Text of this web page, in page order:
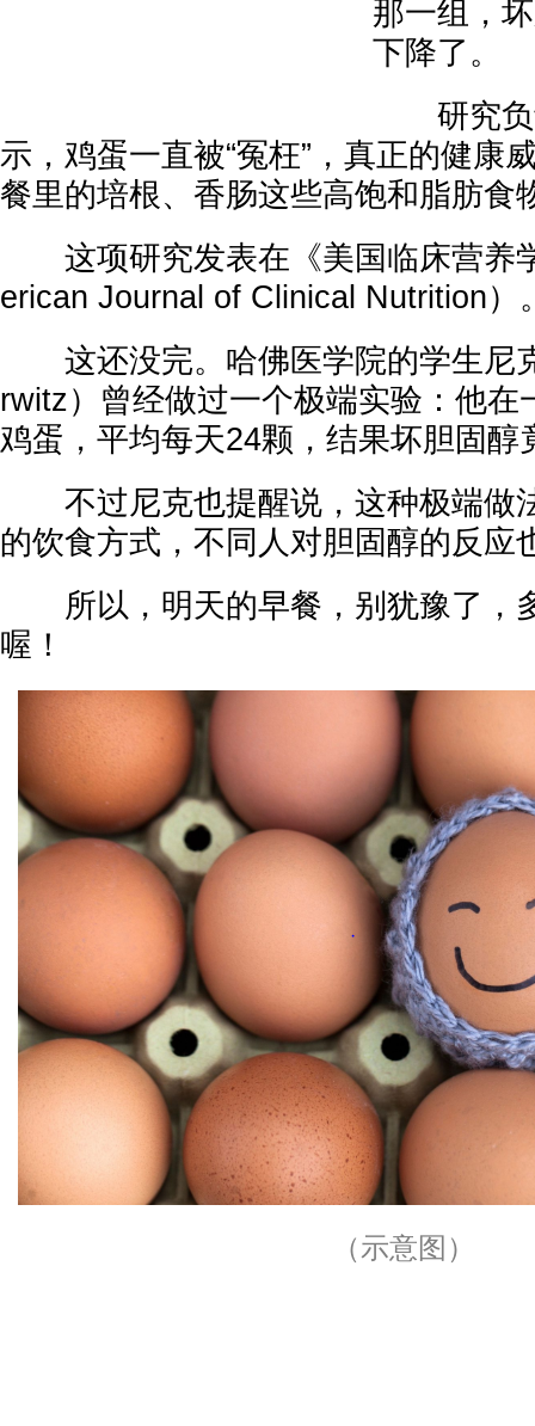
那一组，
下降了。
研究负
示，鸡蛋一直被“冤枉”，真正的健康
餐里的培根、香肠这些高饱和脂肪食
这项研究发表在《美国临床营养
erican Journal of Clinical Nutrition）
这还没完。哈佛医学院的学生尼
rwitz）曾经做过一个极端实验：他在
鸡蛋，平均每天24颗，结果坏胆固醇
不过尼克也提醒说，这种极端做
的饮食方式，不同人对胆固醇的反应
所以，明天的早餐，别犹豫了，
喔！
（示意图）